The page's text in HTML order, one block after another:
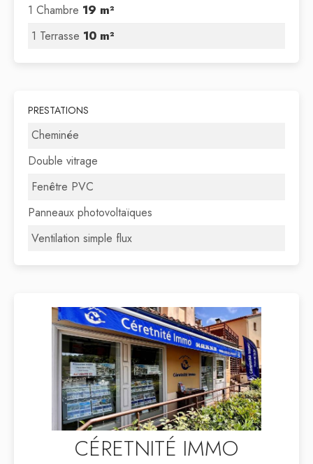
1 Chambre 19 m²
1 Terrasse 10 m²
PRESTATIONS
Cheminée
Double vitrage
Fenêtre PVC
Panneaux photovoltaïques
Ventilation simple flux
CÉRETNITÉ IMMO